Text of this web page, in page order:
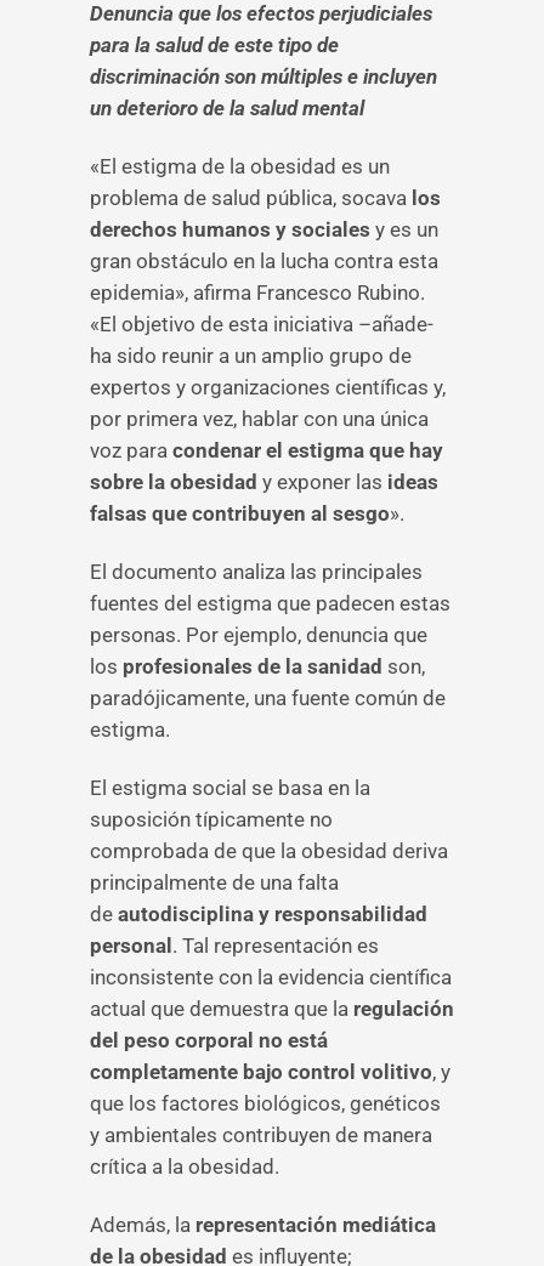
Denuncia que los efectos perjudiciales
para la salud de este tipo de
discriminación son múltiples e incluyen
un deterioro de la salud mental
«El estigma de la obesidad es un
problema de salud pública, socava los
derechos humanos y sociales y es un
gran obstáculo en la lucha contra esta
epidemia», afirma Francesco Rubino.
«El objetivo de esta iniciativa –añade-
ha sido reunir a un amplio grupo de
expertos y organizaciones científicas y,
por primera vez, hablar con una única
voz para condenar el estigma que hay
sobre la obesidad y exponer las ideas
falsas que contribuyen al sesgo».
El documento analiza las principales
fuentes del estigma que padecen estas
personas. Por ejemplo, denuncia que
los profesionales de la sanidad son,
paradójicamente, una fuente común de
estigma.
El estigma social se basa en la
suposición típicamente no
comprobada de que la obesidad deriva
principalmente de una falta
de autodisciplina y responsabilidad
personal . Tal representación es
inconsistente con la evidencia científica
actual que demuestra que la regulación
del peso corporal no está
completamente bajo control volitivo, y
que los factores biológicos, genéticos
y ambientales contribuyen de manera
crítica a la obesidad.
Además, la representación mediática
de la obesidad es influyente;